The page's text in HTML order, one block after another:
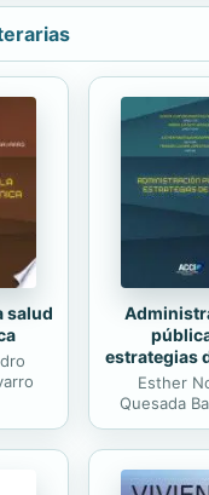
un camino de
de la posguerra
en Platón,
con la escuela de
siempre radicalmente
Murdoch reunió en La
(1970) tres
lo que había sido
investigación filosófica desde
salud
estrategias
Esther
Quesada